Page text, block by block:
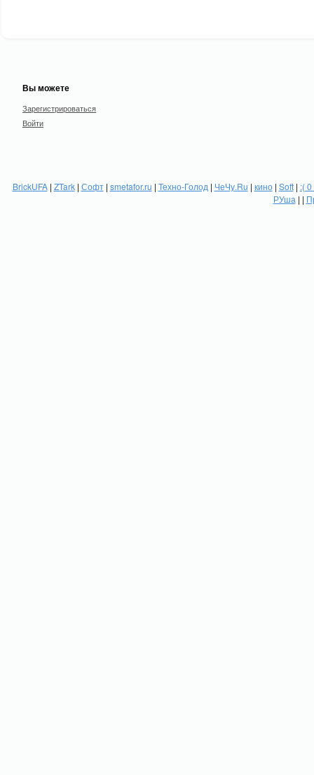
Вы можете
Зарегистрироваться
Войти
BrickUFA| ZTark| Софт| smetafor.ru | Техно-Голод | ЧеЧу.Ru | кино| Soft| :(
РУша | |